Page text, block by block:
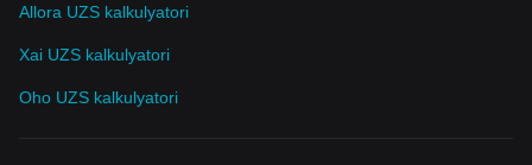
Allora UZS kalkulyatori
Xai UZS kalkulyatori
Oho UZS kalkulyatori